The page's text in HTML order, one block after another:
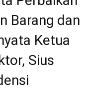
Barang dan
Ketua
Sius